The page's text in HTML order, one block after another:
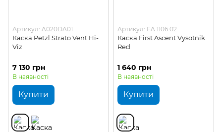
Артикул: A020DA01
Каска Petzl Strato Vent Hi-
Viz
7 130 грн
В наявності
Купити
Артикул: FA 1106 02
Каска First Ascent Vysotnik
Red
1 640 грн
В наявності
Купити